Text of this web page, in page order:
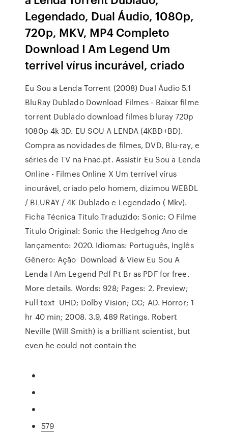
Legendado, Dual Áudio, 1080p,
720p, MKV, MP4 Completo
Download I Am Legend Um
terrível vírus incurável, criado
Eu Sou a Lenda Torrent (2008) Dual Áudio 5.1
BluRay Dublado Download Filmes - Baixar filme
torrent Dublado download filmes bluray 720p
1080p 4k 3D. EU SOU A LENDA (4KBD+BD).
Compra as novidades de filmes, DVD, Blu-ray, e
séries de TV na Fnac.pt. Assistir Eu Sou a Lenda
Online - Filmes Online X Um terrível vírus
incurável, criado pelo homem, dizimou WEBDL
/ BLURAY / 4K Dublado e Legendado ( Mkv).
Ficha Técnica Titulo Traduzido: Sonic: O Filme
Titulo Original: Sonic the Hedgehog Ano de
lançamento: 2020. Idiomas: Português, Inglês
Gênero: Ação Download & View Eu Sou A
Lenda I Am Legend Pdf Pt Br as PDF for free.
More details. Words: 928; Pages: 2. Preview;
Full text UHD; Dolby Vision; CC; AD. Horror; 1
hr 40 min; 2008. 3.9, 489 Ratings. Robert
Neville (Will Smith) is a brilliant scientist, but
even he could not contain the
579